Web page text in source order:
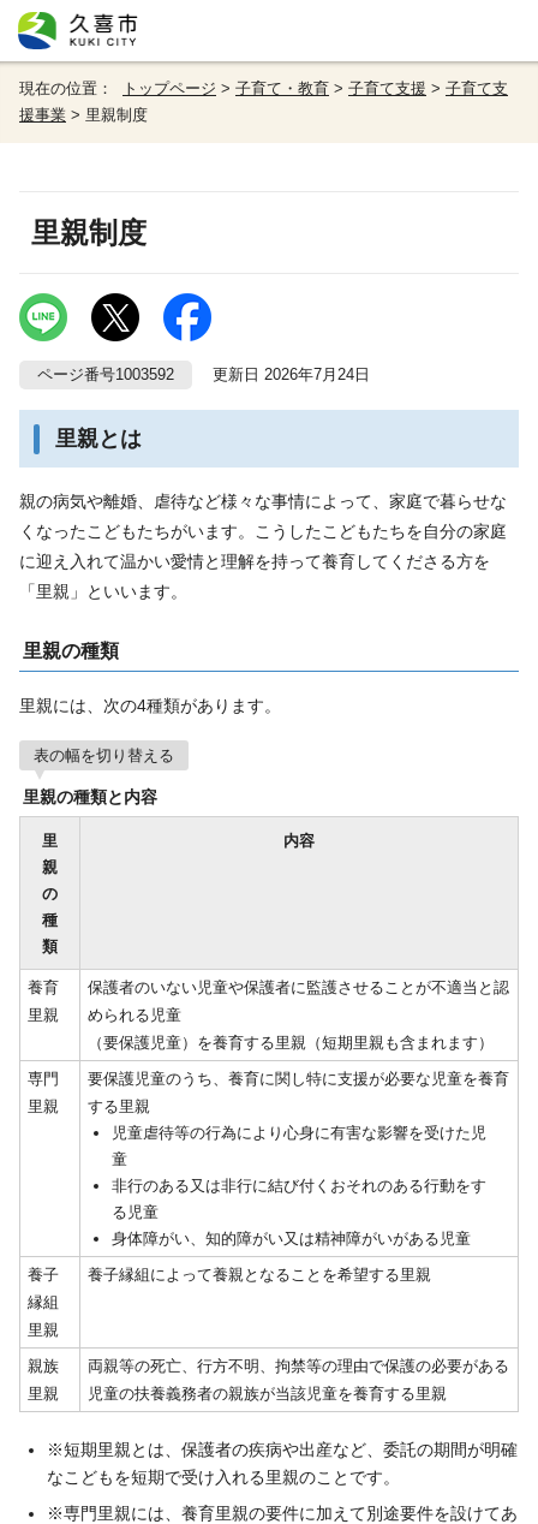
現在の位置： トップページ > 子育て・教育 > 子育て支援 > 子育て支
援事業 > 里親制度
里親制度
ページ番号1003592 更新日 2026年7月24日
里親とは
親の病気や離婚、虐待など様々な事情によって、家庭で暮らせな
くなったこどもたちがいます。こうしたこどもたちを自分の家庭
に迎え入れて温かい愛情と理解を持って養育してくださる方を
「里親」といいます。
里親の種類
里親には、次の4種類があります。
表の幅を切り替える
里親の種類と内容
里
親
の
種
類
内容
養育
里親
保護者のいない児童や保護者に監護させることが不適当と認
められる児童
（要保護児童）を養育する里親（短期里親も含まれます）
専門
里親
要保護児童のうち、養育に関し特に支援が必要な児童を養育
する里親
児童虐待等の行為により心身に有害な影響を受けた児
童
非行のある又は非行に結び付くおそれのある行動をす
る児童
身体障がい、知的障がい又は精神障がいがある児童
養子
縁組
里親
養子縁組によって養親となることを希望する里親
親族
里親
両親等の死亡、行方不明、拘禁等の理由で保護の必要がある
児童の扶養義務者の親族が当該児童を養育する里親
※短期里親とは、保護者の疾病や出産など、委託の期間が明確
なこどもを短期で受け入れる里親のことです。
※専門里親には、養育里親の要件に加えて別途要件を設けてあ